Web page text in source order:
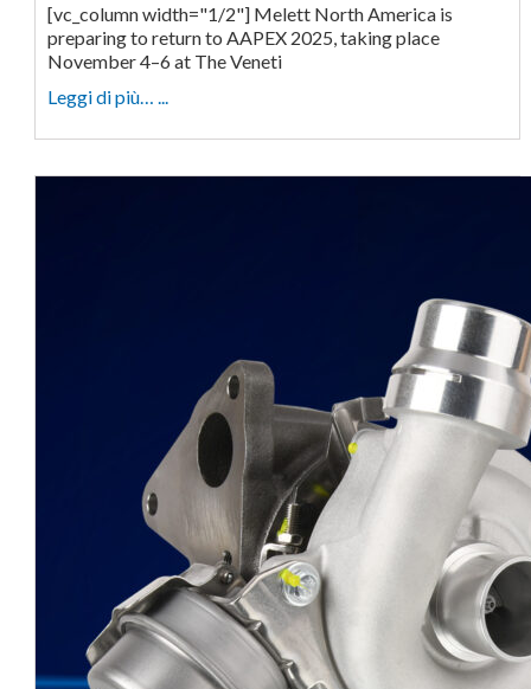
[vc_column width="1/2"] Melett North America is
preparing to return to AAPEX 2025, taking place
November 4–6 at The Veneti
Leggi di più… ...